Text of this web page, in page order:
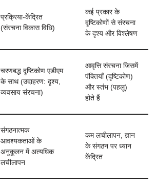
प्रक्रिया-केंद्रित
(संरचना विकास विधि)
कई प्रकार के
दृष्टिकोणों से संरचना
के दृश्य और विश्लेषण
चरणबद्ध दृष्टिकोण एडीएम
के साथ (उदाहरण: दृश्य,
व्यवसाय संरचना)
आवृत्ति संरचना जिसमें
पंक्तियाँ (दृष्टिकोण)
और स्तंभ (पहलू)
होते हैं
संगठनात्मक
आवश्यकताओं के
अनुकूलन में अत्यधिक
लचीलापन
कम लचीलापन, ज्ञान
के संगठन पर ध्यान
केंद्रित